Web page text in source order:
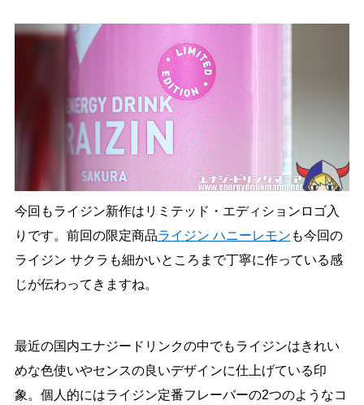
今回もライジン新作はリミテッド・エディションロゴ入
りです。前回の限定商品ライジン ハニーレモン も今回の
ライジン サクラも細かいところまで丁寧に作っている感
じが伝わってきますね。
最近の国内エナジードリンクの中でもライジンはきれい
めな色使いやセンスの良いデザインに仕上げている印
象。個人的にはライジン定番フレーバーの2つのようなコ